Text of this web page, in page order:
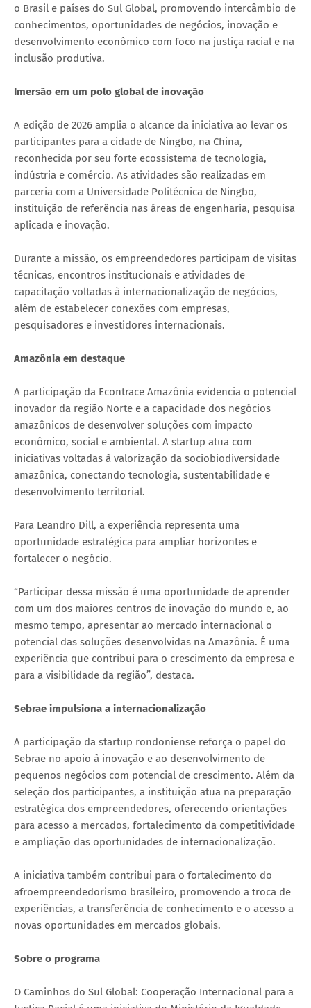
o Brasil e países do Sul Global, promovendo intercâmbio de
conhecimentos, oportunidades de negócios, inovação e
desenvolvimento econômico com foco na justiça racial e na
inclusão produtiva.
Imersão em um polo global de inovação
A edição de 2026 amplia o alcance da iniciativa ao levar os
participantes para a cidade de Ningbo, na China,
reconhecida por seu forte ecossistema de tecnologia,
indústria e comércio. As atividades são realizadas em
parceria com a Universidade Politécnica de Ningbo,
instituição de referência nas áreas de engenharia, pesquisa
aplicada e inovação.
Durante a missão, os empreendedores participam de visitas
técnicas, encontros institucionais e atividades de
capacitação voltadas à internacionalização de negócios,
além de estabelecer conexões com empresas,
pesquisadores e investidores internacionais.
Amazônia em destaque
A participação da Econtrace Amazônia evidencia o potencial
inovador da região Norte e a capacidade dos negócios
amazônicos de desenvolver soluções com impacto
econômico, social e ambiental. A startup atua com
iniciativas voltadas à valorização da sociobiodiversidade
amazônica, conectando tecnologia, sustentabilidade e
desenvolvimento territorial.
Para Leandro Dill, a experiência representa uma
oportunidade estratégica para ampliar horizontes e
fortalecer o negócio.
“Participar dessa missão é uma oportunidade de aprender
com um dos maiores centros de inovação do mundo e, ao
mesmo tempo, apresentar ao mercado internacional o
potencial das soluções desenvolvidas na Amazônia. É uma
experiência que contribui para o crescimento da empresa e
para a visibilidade da região”, destaca.
Sebrae impulsiona a internacionalização
A participação da startup rondoniense reforça o papel do
Sebrae no apoio à inovação e ao desenvolvimento de
pequenos negócios com potencial de crescimento. Além da
seleção dos participantes, a instituição atua na preparação
estratégica dos empreendedores, oferecendo orientações
para acesso a mercados, fortalecimento da competitividade
e ampliação das oportunidades de internacionalização.
A iniciativa também contribui para o fortalecimento do
afroempreendedorismo brasileiro, promovendo a troca de
experiências, a transferência de conhecimento e o acesso a
novas oportunidades em mercados globais.
Sobre o programa
O Caminhos do Sul Global: Cooperação Internacional para a